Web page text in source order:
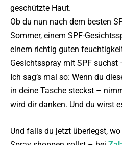
geschützte Haut.
Ob du nun nach dem besten
Sommer, einem SPF-
einem richtig guten
Gesichtsspray mit SPF
Ich sag’s mal so: Wenn du
in deine Tasche steckst –
wird dir danken. Und du wirst
Und falls du jetzt überlegst,